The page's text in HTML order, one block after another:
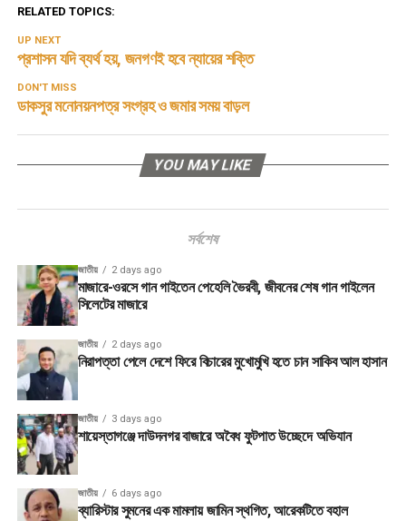
RELATED TOPICS:
UP NEXT
প্রশাসন যদি ব্যর্থ হয়, জনগণই হবে ন্যায়ের শক্তি
DON'T MISS
ডাকসুর মনোনয়নপত্র সংগ্রহ ও জমার সময় বাড়ল
YOU MAY LIKE
সর্বশেষ
জাতীয় 2 days ago
মাজারে-ওরসে গান গাইতেন পেহেলি ভৈরবী, জীবনের শেষ গান গাইলেন
সিলেটের মাজারে
জাতীয় 2 days ago
নিরাপত্তা পেলে দেশে ফিরে বিচারের মুখোমুখি হতে চান সাকিব আল হাসান
জাতীয় 3 days ago
শায়েস্তাগঞ্জে দাউদনগর বাজারে অবৈধ ফুটপাত উচ্ছেদে অভিযান
জাতীয় 6 days ago
ব্যারিস্টার সুমনের এক মামলায় জামিন স্থগিত, আরেকটিতে বহাল